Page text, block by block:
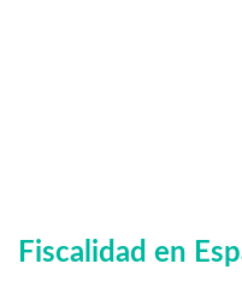
Fiscalidad en